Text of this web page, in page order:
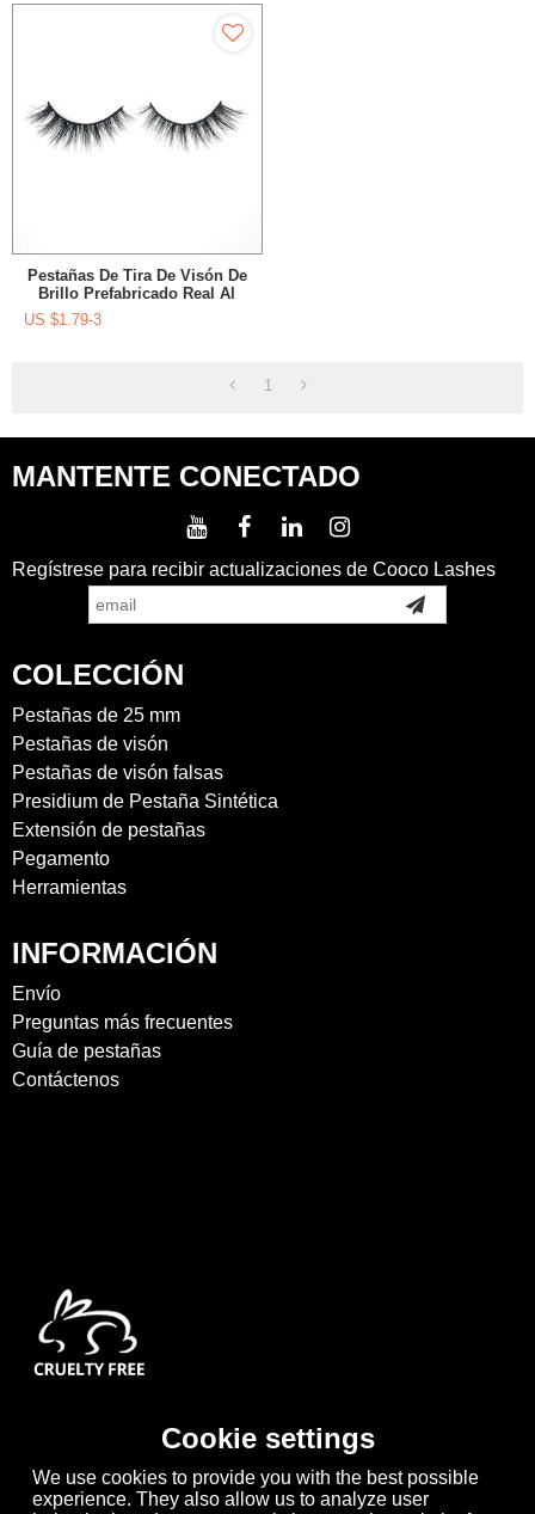
Pestañas De Tira De Visón De
Brillo Prefabricado Real Al
Por Mayor Para Maquillaje De
US $1.79-3
1
MANTENTE CONECTADO
Regístrese para recibir actualizaciones de Cooco Lashes
COLECCIÓN
Pestañas de 25 mm
Pestañas de visón
Pestañas de visón falsas
Presidium de Pestaña Sintética
Extensión de pestañas
Pegamento
Herramientas
INFORMACIÓN
Envío
Preguntas más frecuentes
Guía de pestañas
Contáctenos
Cookie settings
We use cookies to provide you with the best possible
experience. They also allow us to analyze user